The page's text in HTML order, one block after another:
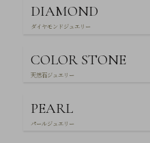
DIAMOND
ダイヤモンドジュエリー
COLOR STONE
天然石ジュエリー
PEARL
パールジュエリー
SHOP
LIST